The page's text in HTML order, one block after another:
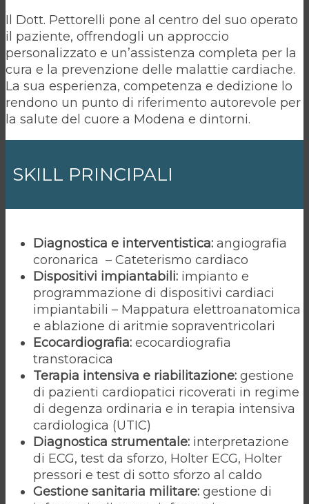
Il Dott. Pettorelli pone al centro del suo operato
il paziente, offrendogli un approccio
personalizzato e un’assistenza completa per la
cura e la prevenzione delle malattie cardiache.
La sua esperienza, competenza e dedizione lo
rendono un punto di riferimento autorevole per
la salute del cuore a Modena e dintorni.
SKILL PRINCIPALI
Diagnostica e interventistica: angiografia
coronarica – Cateterismo cardiaco
Dispositivi impiantabili: impianto e
programmazione di dispositivi cardiaci
impiantabili – Mappatura elettroanatomica
e ablazione di aritmie sopraventricolari
Ecocardiografia: ecocardiografia
transtoracica
Terapia intensiva e riabilitazione: gestione
di pazienti cardiopatici ricoverati in regime
di degenza ordinaria e in terapia intensiva
cardiologica (UTIC)
Diagnostica strumentale: interpretazione
di ECG, test da sforzo, Holter ECG, Holter
pressori e test di sotto sforzo al caldo
Gestione sanitaria militare: gestione di